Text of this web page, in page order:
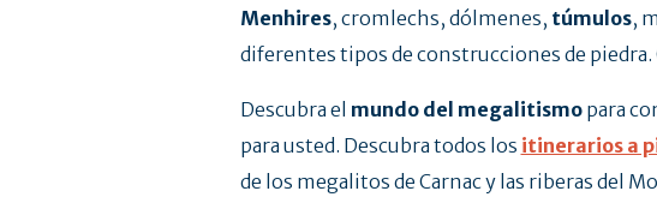
Menhires, cromlechs, dólmenes, túmulos,
diferentes tipos de construcciones de
Descubra el mundo del megalitismopara
para usted. Descubra todos los itinerarios a
de los megalitos de Carnac y las riberas del